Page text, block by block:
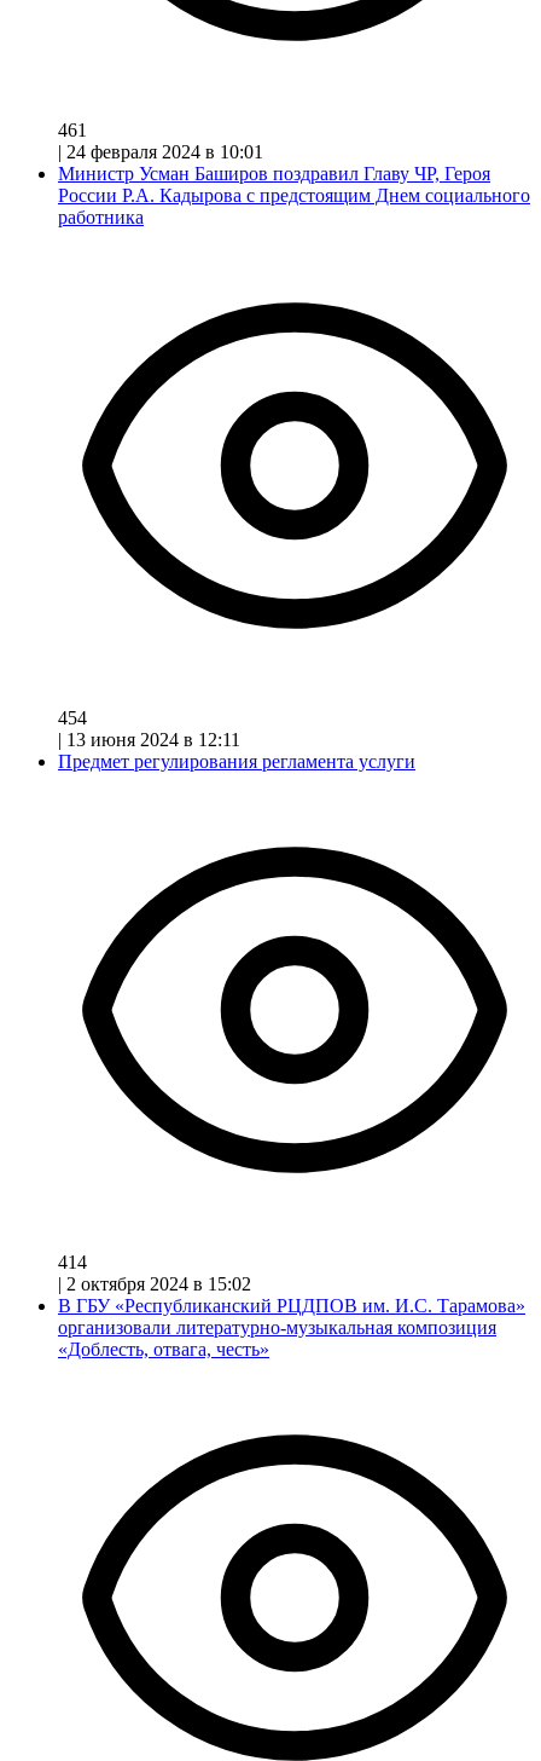
461
| 24 февраля 2024 в 10:01
Министр Усман Баширов поздравил Главу ЧР, Героя
России Р.А. Кадырова с предстоящим Днем социального
работника
454
| 13 июня 2024 в 12:11
Предмет регулирования регламента услуги
414
| 2 октября 2024 в 15:02
В ГБУ «Республиканский РЦДПОВ им. И.С. Тарамова»
организовали литературно-музыкальная композиция
«Доблесть, отвага, честь»